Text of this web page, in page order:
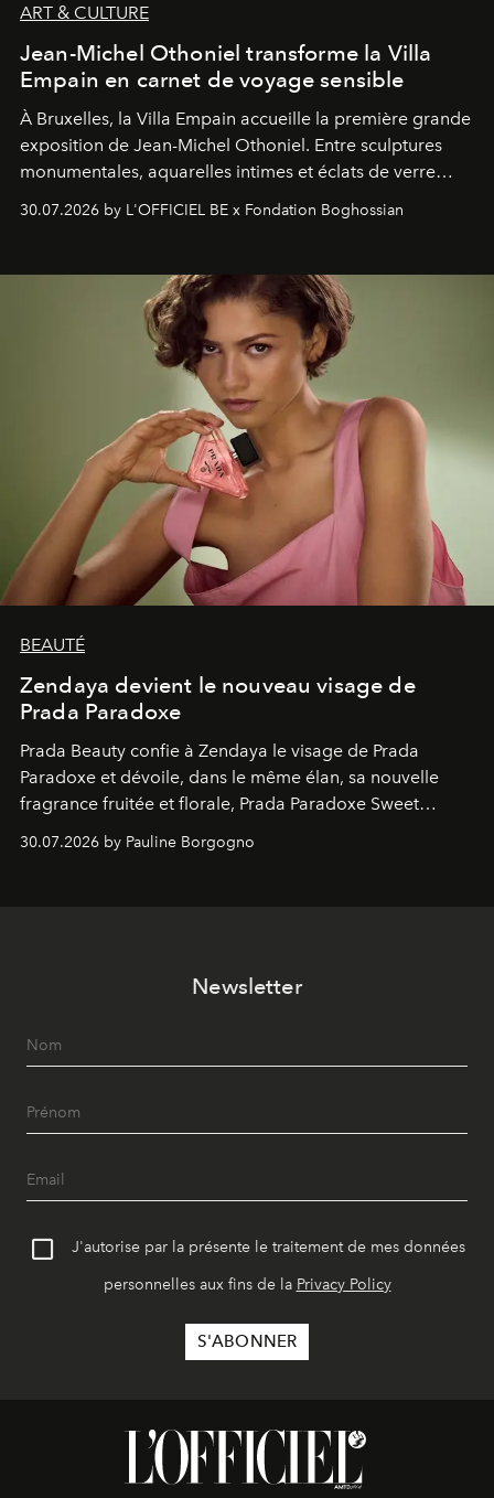
ART & CULTURE
Jean-Michel Othoniel transforme la Villa
Empain en carnet de voyage sensible
À Bruxelles, la Villa Empain accueille la première grande
exposition de Jean-Michel Othoniel. Entre sculptures
monumentales, aquarelles intimes et éclats de verre
émotionnel où chaque œuvre devient le souvenir
émerveillement.
30.07.2026 by L'OFFICIEL BE x Fondation Boghossian
BEAUTÉ
Zendaya devient le nouveau visage de
Prada Paradoxe
Prada Beauty confie à Zendaya le visage de Prada
Paradoxe et dévoile, dans le même élan, sa nouvelle
fragrance fruitée et florale, Prada Paradoxe Sweet
30.07.2026 by Pauline Borgogno
Newsletter
J'autorise par la présente le traitement de mes données
personnelles aux fins de la Privacy Policy